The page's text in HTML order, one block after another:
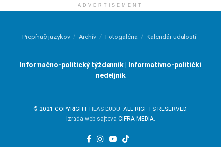
ADVERTISEMENT
Prepínač jazykov Archív Fotogaléria Kalendár udalostí
Informačno-politický týždenník | Informativno-politički
nedeljnik
© 2021 COPYRIGHT HLAS ĽUDU . ALL RIGHTS RESERVED.
Izrada web sajtova CIFRA MEDIA.